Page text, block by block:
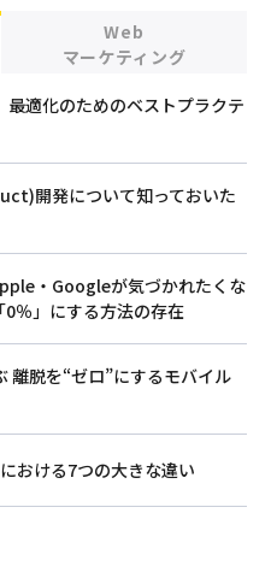
Web
マーケティング
最適化のためのベストプラクテ
開発について知っておいた
・Googleが気づかれたくな
％」にする方法の存在
離脱を“ゼロ”にするモバイル
おける7つの大きな違い